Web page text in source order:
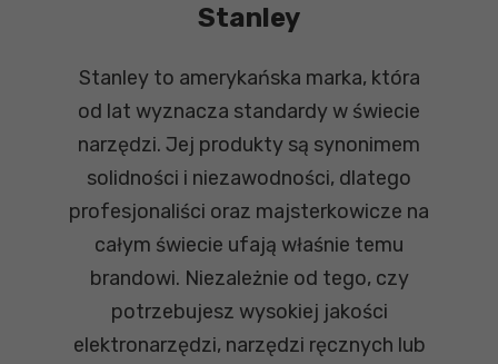
Stanley
Stanley to amerykańska marka, która
od lat wyznacza standardy w świecie
narzędzi. Jej produkty są synonimem
solidności i niezawodności, dlatego
profesjonaliści oraz majsterkowicze na
całym świecie ufają właśnie temu
brandowi. Niezależnie od tego, czy
potrzebujesz wysokiej jakości
elektronarzędzi, narzędzi ręcznych lub